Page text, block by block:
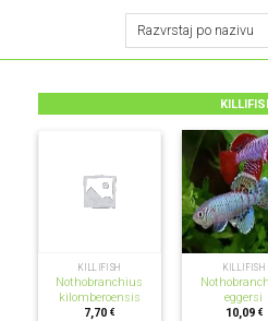
NEMA NA ZALIHI
KILLIFISH
Nothobranchius
kilomberoensis
7,70€
NEMA NA
KILLIFISH
eggersi
10,09 €